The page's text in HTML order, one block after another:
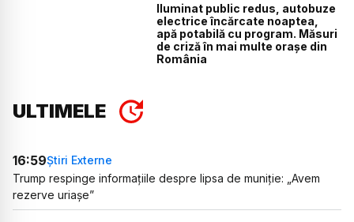
Iluminat public redus, autobuze
electrice încărcate noaptea,
apă potabilă cu program. Măsuri
de criză în mai multe orașe din
România
ULTIMELE
16:59Știri Externe
Trump respinge informațiile despre lipsa de muniție: „Avem
rezerve uriașe”